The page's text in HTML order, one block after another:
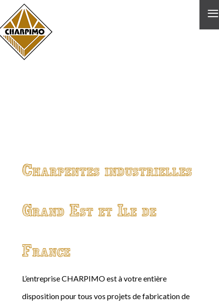
≡
Charpentes industrielles
Grand Est et Ile de
France
L’entreprise CHARPIMO est à votre entière
disposition pour tous vos projets de fabrication de